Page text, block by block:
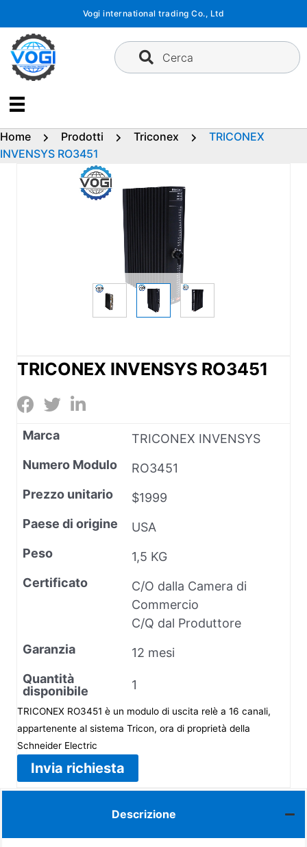
contenuto
Vogi international trading Co., Ltd
Cerca
Home Prodotti Triconex
TRICONEX
INVENSYS RO3451
TRICONEX INVENSYS RO3451
Marca
TRICONEX INVENSYS
Numero Modulo
RO3451
Prezzo unitario
$1999
Paese di origine
USA
Peso
1,5 KG
Certificato
C/O dalla Camera di
Commercio
C/Q dal Produttore
Garanzia
12 mesi
Quantità
disponibile
1
TRICONEX RO3451 è un modulo di uscita relè a 16 canali,
appartenente al sistema Tricon, ora di proprietà della
Schneider Electric
Invia richiesta
Descrizione